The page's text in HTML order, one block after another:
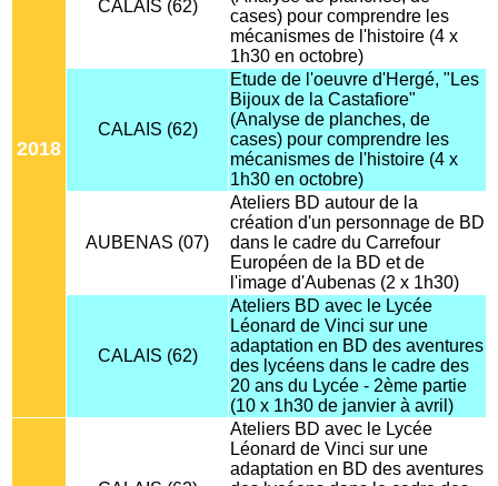
2018
CALAIS (62)
cases) pour comprendre les
mécanismes de l'histoire (4 x
1h30 en octobre)
CALAIS (62)
Etude de l'oeuvre d'Hergé, "Les
Bijoux de la Castafiore"
(Analyse de planches, de
cases) pour comprendre les
mécanismes de l'histoire (4 x
1h30 en octobre)
AUBENAS (07)
Ateliers BD autour de la
création d'un personnage de BD
dans le cadre du Carrefour
Européen de la BD et de
l'image d'Aubenas (2 x 1h30)
CALAIS (62)
Ateliers BD avec le Lycée
Léonard de Vinci sur une
adaptation en BD des aventures
des lycéens dans le cadre des
20 ans du Lycée - 2ème partie
(10 x 1h30 de janvier à avril)
Ateliers BD avec le Lycée
Léonard de Vinci sur une
adaptation en BD des aventures